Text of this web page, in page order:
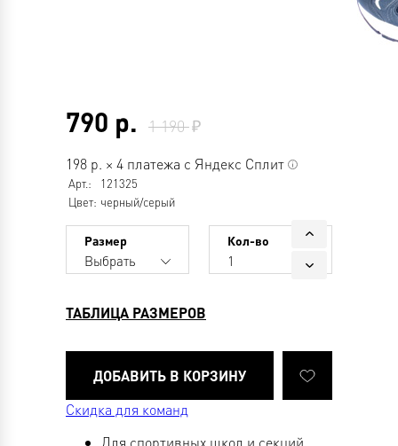
790 р. 1 190
198 р. × 4 платежа с Яндекс Сплит
Арт.:
121325
Цвет: черный/серый
Размер
Выбрать
Кол-во
1
ТАБЛИЦА РАЗМЕРОВ
Скидка для команд
Для спортивных школ и секций